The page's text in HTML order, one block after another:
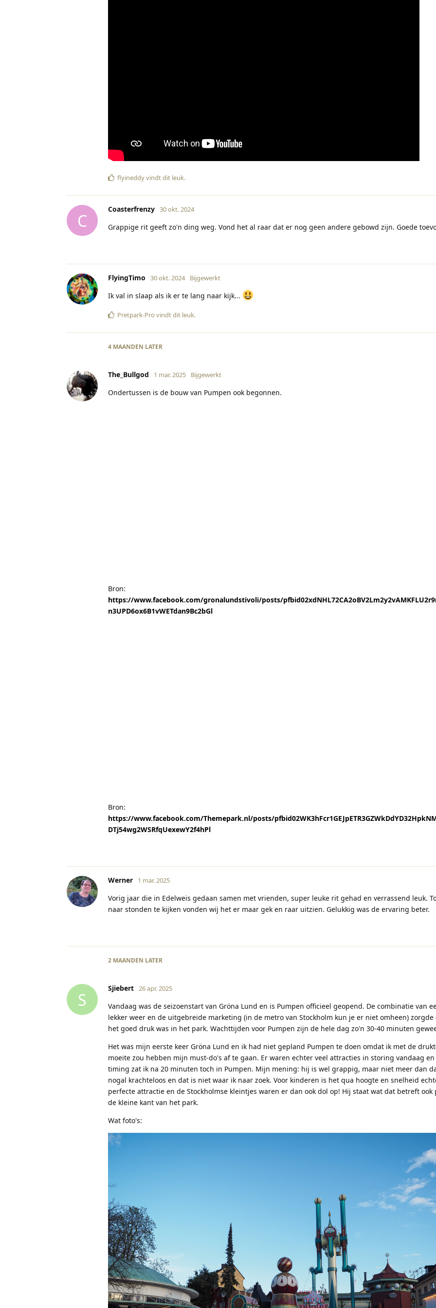
flyineddyvindt dit leuk.
C
Coasterfrenzy 30 okt. 2024
Grappige rit geeft zo'n ding weg. Vond het al raar dat er nog geen andere gebowd zijn. Goede
FlyingTimo 30 okt. 2024 Bijgewerkt
Ik val in slaap als ik er te lang naar kijk...
Pretpark-Pro vindt dit leuk.
4 MAANDEN LATER
The_Bullgod 1 mar. 2025 Bijgewerkt
Ondertussen is de bouw van Pumpen ook begonnen.
Bron:
https://www.facebook.com/gronalundstivoli/posts/
n3UPD6ox6B1vWETdan9Bc2bGl
Bron:
https://www.facebook.com/Themepark.nl/posts/
DTj54wg2WSRfqUexewY2f4hPl
Werner 1 mar. 2025
Vorig jaar die in Edelweis gedaan samen met vrienden, super leuke rit gehad en verrassend leuk.
naar stonden te kijken vonden wij het er maar gek en raar uitzien. Gelukkig was de ervaring beter.
2 MAANDEN LATER
S
Sjiebert 26 apr. 2025
Vandaag was de seizoenstart van Gröna Lund en is Pumpen officieel geopend. De combinatie van
lekker weer en de uitgebreide marketing (in de metro van Stockholm kun je er niet omheen) zorgde
het goed druk was in het park. Wachttijden voor Pumpen zijn de hele dag zo'n 30-40 minuten
Het was mijn eerste keer Gröna Lund en ik had niet gepland Pumpen te doen omdat ik met de
moeite zou hebben mijn must-do's af te gaan. Er waren echter veel attracties in storing vandaag
timing zat ik na 20 minuten toch in Pumpen. Mijn mening: hij is wel grappig, maar niet meer dan
nogal krachteloos en dat is niet waar ik naar zoek. Voor kinderen is het qua hoogte en snelheid
perfecte attractie en de Stockholmse kleintjes waren er dan ook dol op! Hij staat wat dat betreft ook
de kleine kant van het park.
Wat foto's: